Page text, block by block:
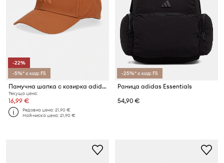
-22%
-5%* с код: FS
Памучна шапка с козирка adidas
Текуща цена:
16,99 €
Редовна цена:21,90 €
Най-ниска цена:21,90 €
-25%* с код: FS
Раница adidas Essentials
54,90 €